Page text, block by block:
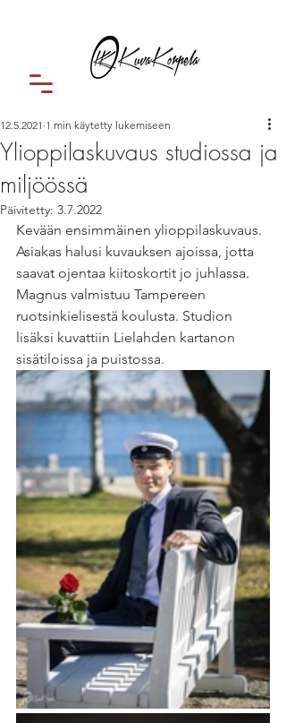
Ylioppilaskuvaus studiossa ja
miljöössä
12.5.2021 1 min käytetty lukemiseen
Päivitetty: 3.7.2022
Kevään ensimmäinen ylioppilaskuvaus.
Asiakas halusi kuvauksen ajoissa, jotta
saavat ojentaa kiitoskortit jo juhlassa.
Magnus valmistuu Tampereen
ruotsinkielisestä koulusta. Studion
lisäksi kuvattiin Lielahden kartanon
sisätiloissa ja puistossa.